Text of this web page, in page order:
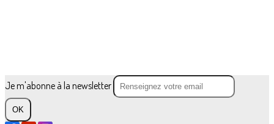
Je m'abonne à la newsletter
OK